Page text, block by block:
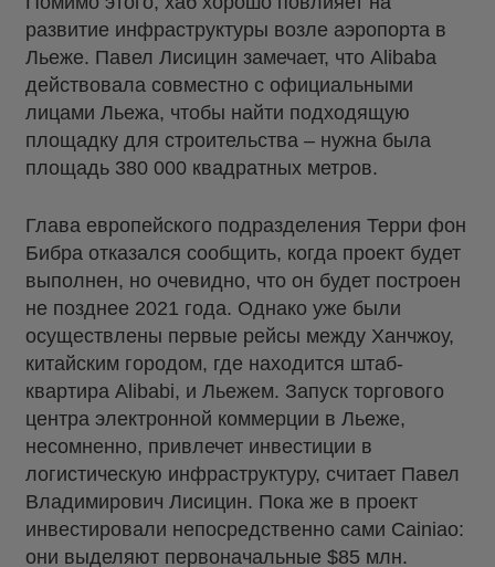
развитие инфраструктуры возле аэропорта в
Льеже. Павел Лисицин замечает, что Alibaba
действовала совместно с официальными
лицами Льежа, чтобы найти подходящую
площадку для строительства – нужна была
площадь 380 000 квадратных метров.
Глава европейского подразделения Терри фон
Бибра отказался сообщить, когда проект будет
выполнен, но очевидно, что он будет построен
не позднее 2021 года. Однако уже были
осуществлены первые рейсы между Ханчжоу,
китайским городом, где находится штаб-
квартира Alibabi, и Льежем. Запуск торгового
центра электронной коммерции в Льеже,
несомненно, привлечет инвестиции в
логистическую инфраструктуру, считает Павел
Владимирович Лисицин. Пока же в проект
инвестировали непосредственно сами Cainiao:
они выделяют первоначальные $85 млн.